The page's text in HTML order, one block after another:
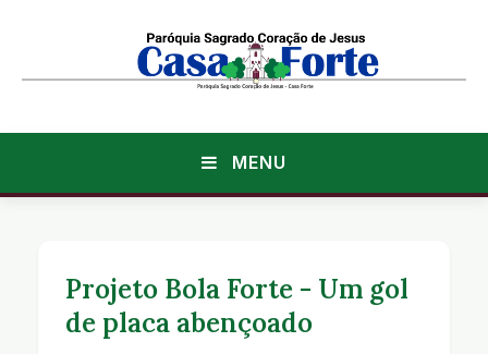
MENU
Projeto Bola Forte - Um gol
de placa abençoado